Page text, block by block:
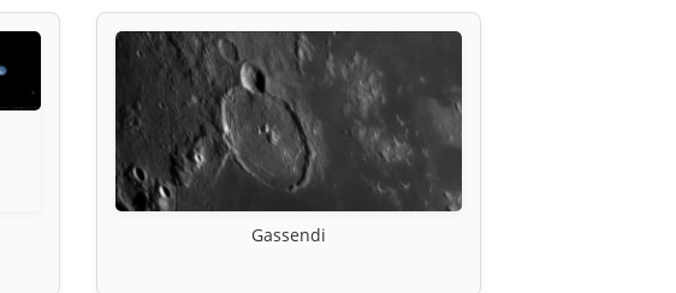
Gassendi